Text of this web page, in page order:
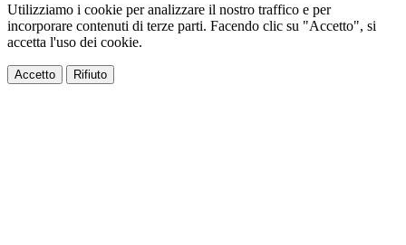
Utilizziamo i cookie per analizzare il nostro traffico e per
incorporare contenuti di terze parti. Facendo clic su "Accetto", si
accetta l'uso dei cookie.
Accetto Rifiuto